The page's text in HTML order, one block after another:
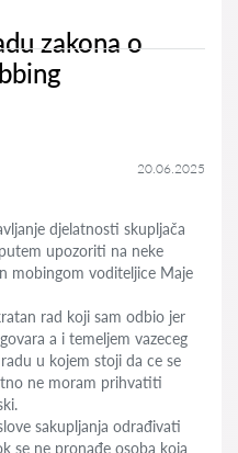
zakona o
20.06.2025
djelatnosti skupljača
upozoriti na neke
mobingom voditeljice Maje
rad koji sam odbio jer
a i temeljem vazeceg
u kojem stoji da ce se
ne moram prihvatiti
sakupljanja odrađivati
se ne pronađe osoba koja